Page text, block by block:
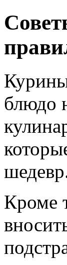
блюдо
Кроме